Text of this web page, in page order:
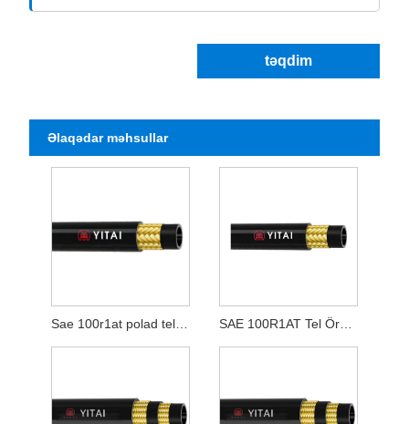
təqdim
Əlaqədar məhsullar
Sae 100r1at polad tel toxunmuş kauçuk hortum SAE 100R1AT Tel Örgü Hidravlik Rezin Şlanq